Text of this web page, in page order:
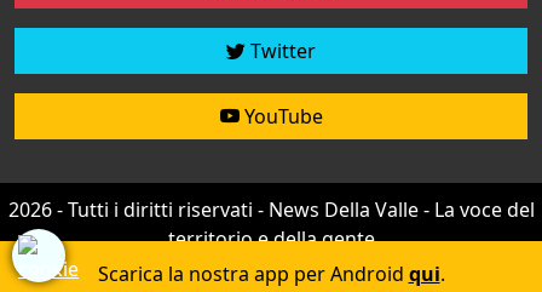
Twitter
YouTube
2026 - Tutti i diritti riservati - News Della Valle - La voce del
territorio e della gente
Credit by efree
Scarica la nostra app per Android qui.